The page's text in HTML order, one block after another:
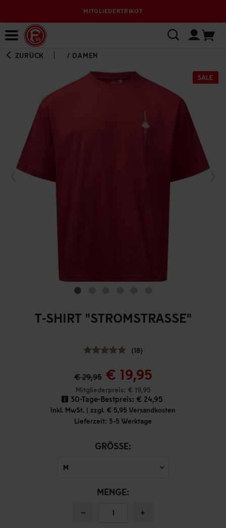
MITGLIEDERTRIKOT
ZURÜCK / DAMEN
T-SHIRT "STROMSTRASSE"
(18)
€ 29,95 € 19,95
Mitgliederpreis: € 19,95
30-Tage-Bestpreis: € 24,95
inkl. MwSt. | zzgl. € 5,95 Versandkosten
Lieferzeit: 3-5 Werktage
GRÖSSE:
MENGE:
− +